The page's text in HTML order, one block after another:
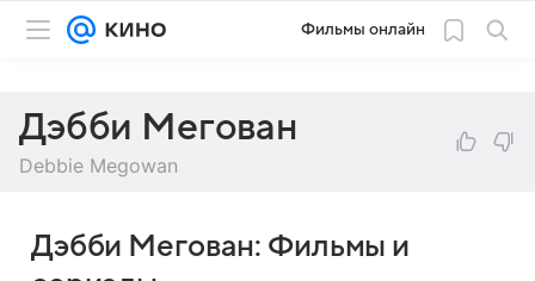
Фильмы онлайн
Дэбби Мегован
Debbie Megowan
Дэбби Мегован: Фильмы и